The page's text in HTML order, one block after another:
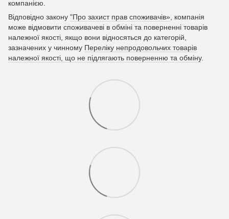
компанією.
Відповідно закону "Про захист прав споживачів» , компанія
може відмовити споживачеві в обміні та поверненні товарів
належної якості, якщо вони відносяться до категорій,
зазначених у чинному Переліку непродовольчих товарів
належної якості, що не підлягають поверненню та обміну.